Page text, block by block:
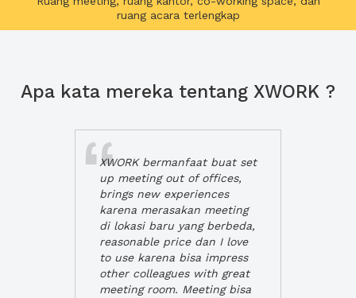
ruang acara terlengkap
Apa kata mereka tentang XWORK ?
XWORK bermanfaat buat set
up meeting out of offices,
brings new experiences
karena merasakan meeting
di lokasi baru yang berbeda,
reasonable price dan I love
to use karena bisa impress
other colleagues with great
meeting room. Meeting bisa